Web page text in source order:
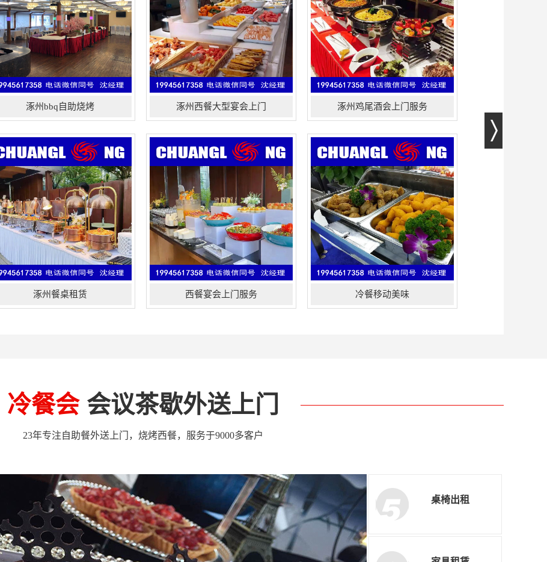
涿州bbq自助烧烤
高端宴会外卖活动，私人尊享订制，
鸡尾酒会，大型餐饮服务，各式冷餐
会，特色鸡尾酒会，艺术茶歇，三文
鱼宴，欧式烧烤，西式自助餐，私人
订制宴会，会展餐饮，品牌发布酒
会，公司年中答谢会及年会，产品订
货会，公司开业茶歇或上市酒会！
涿州西餐大型宴会上门
涿州餐桌租赁、茶几租赁、发光
桌、会议桌、酒吧桌、洽谈桌租赁、
折叠桌、桌布桌裙租赁,单人沙发、沙
发凳、双人三人沙发租赁、高档沙
发、欧式沙发出租服务、桌子、茶
几、会谈桌椅租赁,企业年会、开业庆
典、周年晚会、论坛、演出策划、礼
仪、文艺表演、会议培训、展览展
会、婚宴、为会议和展览...
涿州鸡尾酒会上门服务
贵宾椅、圆桌、宴会桌椅,展会家
具租赁、沙发、ibm桌、宴会椅,高档
沙发、双人沙发、餐桌租赁、茶几租
赁、发光桌、会议桌、酒吧桌、洽谈
桌,年会桌椅租赁、 藤桌、古典桌椅、
办公家具、沙发出租公司...
涿州餐桌租赁
作默契，将宴会中的现场表现创意及
出色执行能力美妙的集合，携手打造
西餐宴会上门服务
务各大行业领域企业累计上1000+家
涿州年会桌椅家具租赁、藤桌、古典
冷餐移动美味
冷餐会 会议茶歇外送上门
23年专注自助餐外送上门，烧烤西餐，服务于9000多客户
桌椅出租